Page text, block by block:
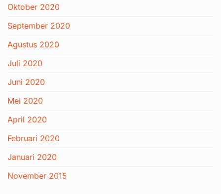
Oktober 2020
September 2020
Agustus 2020
Juli 2020
Juni 2020
Mei 2020
April 2020
Februari 2020
Januari 2020
November 2015